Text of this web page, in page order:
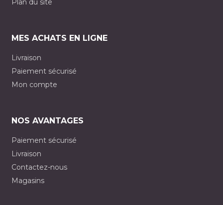
Plan du site
MES ACHATS EN LIGNE
Livraison
Paiement sécurisé
Mon compte
NOS AVANTAGES
Paiement sécurisé
Livraison
Contactez-nous
Magasins